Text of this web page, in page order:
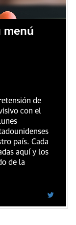
menú
de
con el
país. Cada
aquí y los
de la